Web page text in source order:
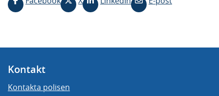
Kontakt
Kontakta polisen